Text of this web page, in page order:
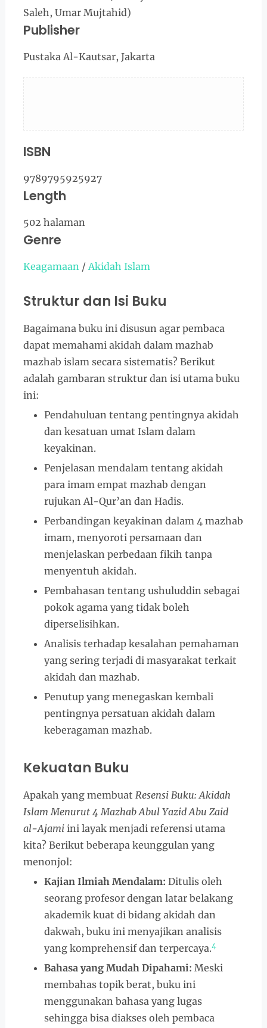
Saleh, Umar Mujtahid)
Publisher
Pustaka Al-Kautsar, Jakarta
ISBN
9789795925927
Length
502 halaman
Genre
Keagamaan/Akidah Islam
Struktur dan Isi Buku
Bagaimana buku ini disusun agar pembaca
dapat memahami akidah dalam mazhab
mazhab islam secara sistematis? Berikut
adalah gambaran struktur dan isi utama buku
ini:
Pendahuluan tentang pentingnya akidah
dan kesatuan umat Islam dalam
keyakinan.
Penjelasan mendalam tentang akidah
para imam empat mazhab dengan
rujukan Al-Qur’an dan Hadis.
Perbandingan keyakinan dalam 4 mazhab
imam, menyoroti persamaan dan
menjelaskan perbedaan fikih tanpa
menyentuh akidah.
Pembahasan tentang ushuluddin sebagai
pokok agama yang tidak boleh
diperselisihkan.
Analisis terhadap kesalahan pemahaman
yang sering terjadi di masyarakat terkait
akidah dan mazhab.
Penutup yang menegaskan kembali
pentingnya persatuan akidah dalam
keberagaman mazhab.
Kekuatan Buku
Apakah yang membuat Resensi Buku: Akidah
Islam Menurut 4 Mazhab Abul Yazid Abu Zaid
al-Ajamiini layak menjadi referensi utama
kita? Berikut beberapa keunggulan yang
menonjol:
Kajian Ilmiah Mendalam: Ditulis oleh
seorang profesor dengan latar belakang
akademik kuat di bidang akidah dan
dakwah, buku ini menyajikan analisis
yang komprehensif dan terpercaya.4
Bahasa yang Mudah Dipahami: Meski
membahas topik berat, buku ini
menggunakan bahasa yang lugas
sehingga bisa diakses oleh pembaca